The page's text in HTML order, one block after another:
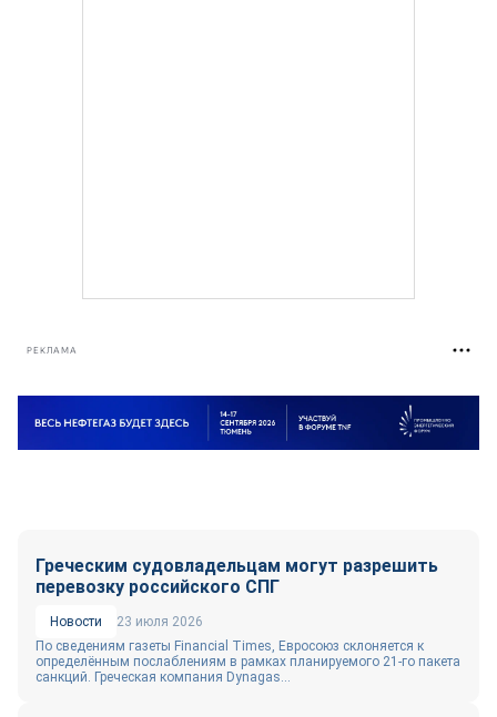
РЕКЛАМА
Греческим судовладельцам могут разрешить
перевозку российского СПГ
Новости
23 июля 2026
По сведениям газеты Financial Times, Евросоюз склоняется к
определённым послаблениям в рамках планируемого 21‑го пакета
санкций. Греческая компания Dynagas...